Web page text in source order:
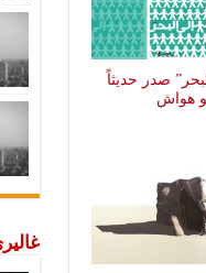
صدر حديثاً
هواش